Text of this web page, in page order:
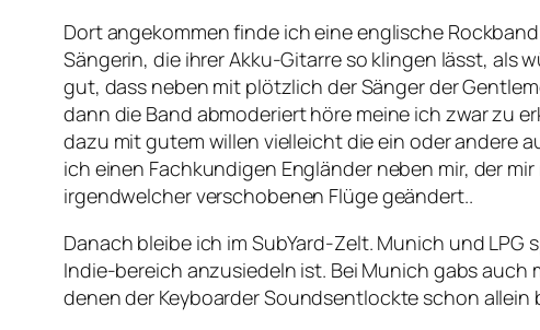
Dort angekommen finde ich eine englische
Sängerin, die ihrer Akku-Gitarre so klingen lässt, als
gut, dass neben mit plötzlich der Sänger der
dann die Band abmoderiert höre meine ich zwar zu
dazu mit gutem willen vielleicht die ein oder andere
ich einen Fachkundigen Engländer neben mir, der
irgendwelcher verschobenen Flüge geändert..
Danach bleibe ich im SubYard-Zelt. Munich und
Indie-bereich anzusiedeln ist. Bei Munich gabs auch
denen der Keyboarder Soundsentlockte schon allein